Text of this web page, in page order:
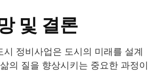
및 결론
시 정비사업은 도시의 미래를 설계
의 질을 향상시키는 중요한 과정이